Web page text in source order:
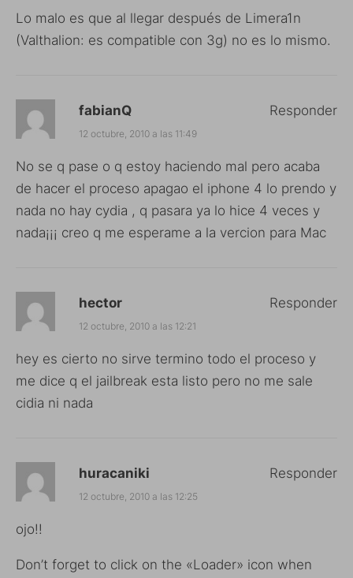
Lo malo es que al llegar después de Limera1n
(Valthalion: es compatible con 3g) no es lo mismo.
fabianQ
12 octubre, 2010 a las 11:49
No se q pase o q estoy haciendo mal pero acaba
de hacer el proceso apagao el iphone 4 lo prendo y
nada no hay cydia , q pasara ya lo hice 4 veces y
nada¡¡¡ creo q me esperame a la vercion para Mac
Responder
hector
12 octubre, 2010 a las 12:21
hey es cierto no sirve termino todo el proceso y
me dice q el jailbreak esta listo pero no me sale
cidia ni nada
Responder
huracaniki
12 octubre, 2010 a las 12:25
ojo!!
Don’t forget to click on the «Loader» icon when
Responder